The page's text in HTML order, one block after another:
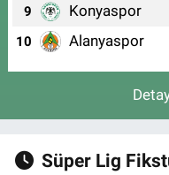
9 Konyaspor
10 Alanyaspor
Süper Lig